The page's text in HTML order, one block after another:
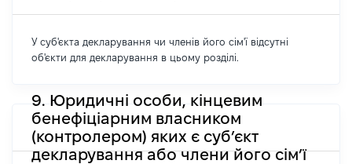
У суб'єкта декларування чи членів його сім'ї відсутні
об'єкти для декларування в цьому розділі.
9. Юридичні особи, кінцевим
бенефіціарним власником
(контролером) яких є суб’єкт
декларування або члени його сім’ї